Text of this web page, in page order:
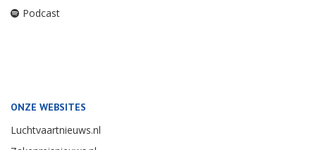
Podcast
ONZE WEBSITES
Luchtvaartnieuws.nl